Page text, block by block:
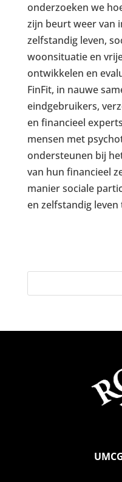
onderzoeken we
zijn beurt weer van
zelfstandig leven,
woonsituatie en
ontwikkelen en
FinFit, in nauwe
eindgebruikers,
en financieel
mensen met
ondersteunen bij
van hun financieel
manier sociale
en zelfstandig